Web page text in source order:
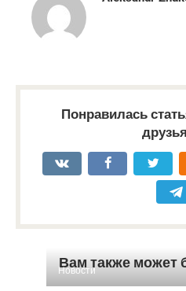
Понравилась
Вам также может
Новости